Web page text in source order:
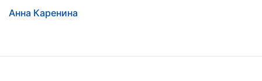
Анна Каренина